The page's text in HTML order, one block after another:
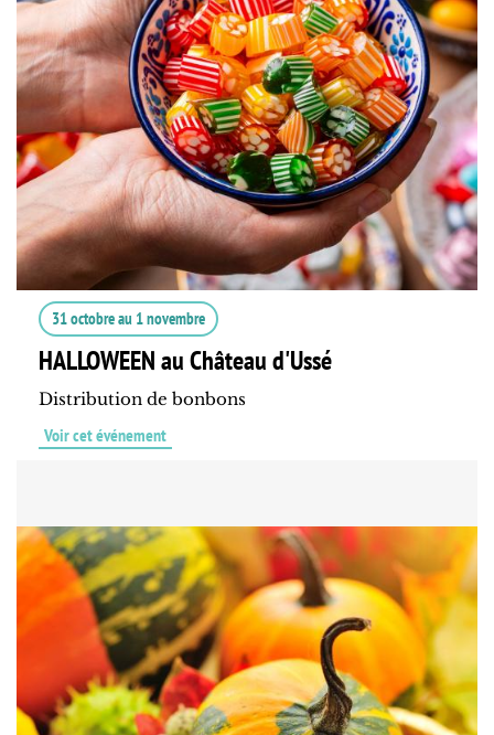
31 octobreau 1 novembre
HALLOWEEN au Château d'Ussé
Distribution de bonbons
Voir cet événement